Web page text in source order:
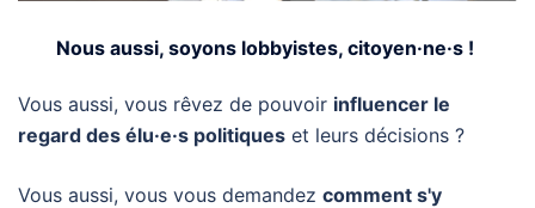
Nous aussi, soyons lobbyistes, citoyen·ne·s !
Vous aussi, vous rêvez de pouvoir influencer le
regard des élu·e·s politiques et leurs décisions ?
Vous aussi, vous vous demandez comment s'y